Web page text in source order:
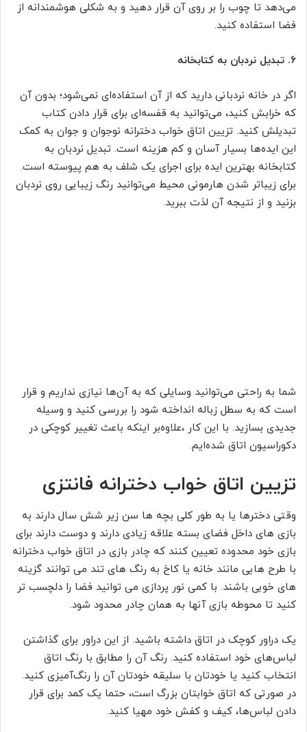
می‌دهد تا چوب را بر روی آن قرار دهید و به شکلی هوشمندانه از
فضا استفاده کنید.
۶. تبدیل نردبان به کتابخانه
اگر در خانه نردبانی دارید که از آن استفاده‌ای نمی‌شود؛ بدون آن
که خرابش کنید، می‌توانید به قفسه‌ای برای قرار دادن کتاب
تبدیلش کنید. تزیین اتاق خواب دخترانه نوجوان و جوان به کمک
این ایده‌ها بسیار آسان و کم هزینه است. تبدیل نردبان به
کتابخانه بهترین ایده برای اجرای یک شلف به هم پیوسته است.
برای زیباتر شدن هارمونی محیط می‌توانید رنگ زیبایی روی نردبان
بزنید و از نتیجه آن لذت ببرید.
شما به راحتی می‌توانید وسایلی که به آن‌ها نیازی نداریم و قرار
است که به سطل زباله انداخته شود را بررسی کنید و وسیله
جدیدی بسازید. با این کار ،علاوه‌بر اینکه باعث تغییر کوچکی در
دکوراسیون اتاق شده‌ایم.
تزیین اتاق خواب دخترانه فانتزی
وقتی دخترها یا به طور کلی بچه ها سن زیر شش سال دارند به
بازی های داخل فضای بسته علاقه زیادی دارند و دوست دارند برای
بازی خود محدوده تعیین کنند که چادر بازی در اتاق خواب دخترانه
با طرح هایی مانند خانه یا کاخ به رنگ های تند می توانند گزینه
های خوبی باشند. با کمی نور پردازی می توانید فضا را دلچسب تر
کنید تا محوطه بازی آنها به همان چادر محدود شود.
یک دراور کوچک در اتاق داشته باشید. از این دراور برای گذاشتن
لباس‌های خود استفاده کنید. رنگ آن را مطابق با رنگ اتاق
انتخاب کنید یا خودتان با سلیقه خودتان آن را رنگ‌آمیزی کنید.
در صورتی که اتاق خوابتان بزرگ است، حتما یک کمد برای قرار
دادن لباس‌ها، کیف و کفش خود مهیا کنید.